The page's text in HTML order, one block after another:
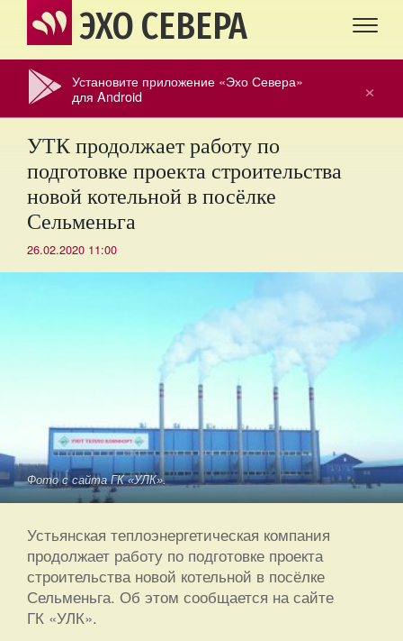
ЭХО СЕВЕРА
×
Установите приложение «Эхо Севера»
для Android
УТК продолжает работу по
подготовке проекта строительства
новой котельной в посёлке
Сельменьга
26.02.2020 11:00
Фото с сайта ГК «УЛК».
Устьянская теплоэнергетическая компания
продолжает работу по подготовке проекта
строительства новой котельной в посёлке
Сельменьга. Об этом сообщается на сайте
ГК «УЛК».